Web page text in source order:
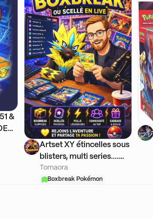
&
•
+
Artset XY étincelles sous
blisters, multi series....
Scellés + Give Roue
Tomaora
Boxbreak Pokémon